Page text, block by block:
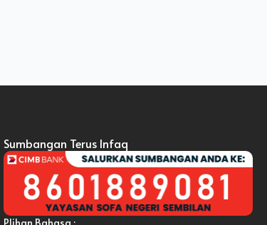
Sumbangan Terus Infaq